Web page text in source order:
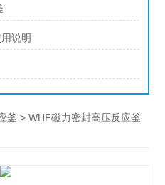
说明
釜 > WHF磁力密封高压反应釜